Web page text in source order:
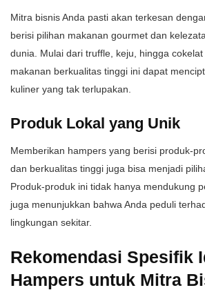
Mitra bisnis Anda pasti akan terkesan
berisi pilihan makanan gourmet dan
dunia. Mulai dari truffle, keju, hingga
makanan berkualitas tinggi ini dapat
kuliner yang tak terlupakan.
Produk Lokal yang Unik
Memberikan hampers yang berisi produk-
dan berkualitas tinggi juga bisa menjadi
Produk-produk ini tidak hanya mendukung
juga menunjukkan bahwa Anda peduli
lingkungan sekitar.
Rekomendasi Spesifik
Hampers untuk Mitra